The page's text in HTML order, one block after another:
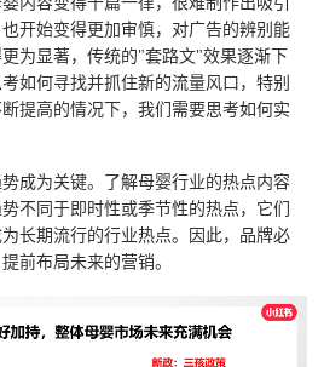
开始变得更加审慎，对广告的辨别能
为显著，传统的"套路文"效果逐渐下
如何寻找并抓住新的流量风口，特别
提高的情况下，我们需要思考如何实
成为关键。了解母婴行业的热点内容
不同于即时性或季节性的热点，它们
长期流行的行业热点。因此，品牌必
前布局未来的营销。